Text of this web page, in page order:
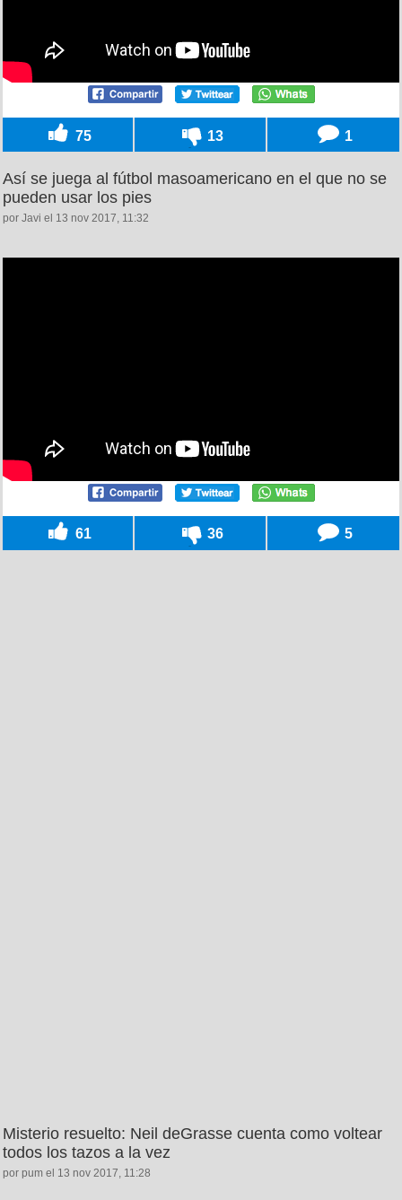
75 13 1
Así se juega al fútbol masoamericano en el que no se
pueden usar los pies
por Javi el 13 nov 2017, 11:32
61 36 5
Misterio resuelto: Neil deGrasse cuenta como voltear
todos los tazos a la vez
por pum el 13 nov 2017, 11:28